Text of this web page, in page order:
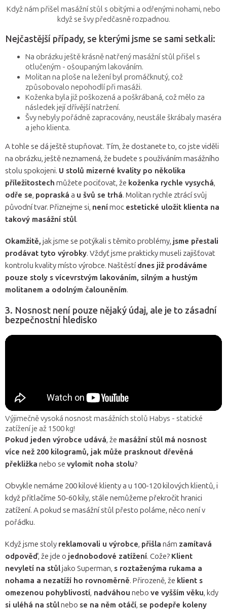
Když nám přišel masážní stůl s obitými a odřenými nohami, nebo
když se švy předčasně rozpadnou.
Nejčastější případy, se kterými jsme se sami setkali:
Na obrázku ještě krásně natřený masážní stůl přišel s
otlučeným - ošoupaným lakováním.
Molitan na ploše na ležení byl promáčknutý, což
způsobovalo nepohodlí při masáži.
Koženka byla již poškozená a poškrábaná, což mělo za
následek její dřívější natržení.
Švy nebyly pořádně zapracovány, neustále škrábaly maséra
a jeho klienta.
A tohle se dá ještě stupňovat. Tím, že dostanete to, co jste viděli
na obrázku, ještě neznamená, že budete s používáním masážního
stolu spokojeni. U stolů mizerné kvality po několika
příležitostech můžete pociťovat, že koženka rychle vysychá,
odře se, popraská a u švů se trhá. Molitan rychle ztrácí svůj
původní tvar. Přiznejme si, nenímoc estetické uložit klienta na
takový masážní stůl.
Okamžitě, jak jsme se potýkali s těmito problémy, jsme přestali
prodávat tyto výrobky. Vždyť jsme prakticky museli zajišťovat
kontrolu kvality místo výrobce. Naštěstídnes již prodáváme
pouze stoly s vícevrstvým lakováním, silným a hustým
molitanem a odolným čalouněním.
3. Nosnost není pouze nějaký údaj, ale je to zásadní
bezpečnostní hledisko
Výjimečně vysoká nosnost masážních stolů Habys - statické
zatížení je až 1500 kg!
Pokud jeden výrobce udává, že masážní stůl má nosnost
více než 200 kilogramů, jak může prasknout dřevěná
překližka nebo se vylomit noha stolu?
Obvykle nemáme 200 kilové klienty a u 100-120 kilových klientů, i
když přitlačíme 50-60 kily, stále nemůžeme překročit hranici
zatížení. A pokud se masážní stůl přesto poláme, něco není v
pořádku.
Když jsme stoly reklamovali u výrobce, přišla nám zamítavá
odpověď, že jde o jednobodové zatížení. Cože? Klient
nevyletí na stůljako Superman, s roztaženýma rukama a
nohama a nezatíží ho rovnoměrně. Přirozeně, že klient s
omezenou pohyblivostí, nadváhou nebo ve vyšším věku, kdy
si uléhá na stůlnebo se na něm otáčí, se podepře koleny